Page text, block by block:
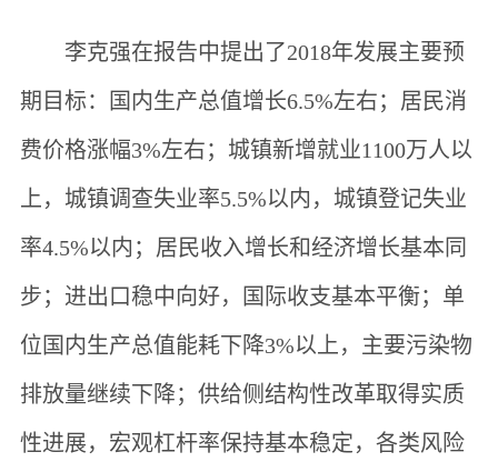
李克强在报告中提出了2018年发展主要预
期目标：国内生产总值增长6.5%左右；居民消
费价格涨幅3%左右；城镇新增就业1100万人以
上，城镇调查失业率5.5%以内，城镇登记失业
率4.5%以内；居民收入增长和经济增长基本同
步；进出口稳中向好，国际收支基本平衡；单
位国内生产总值能耗下降3%以上，主要污染物
排放量继续下降；供给侧结构性改革取得实质
性进展，宏观杠杆率保持基本稳定，各类风险